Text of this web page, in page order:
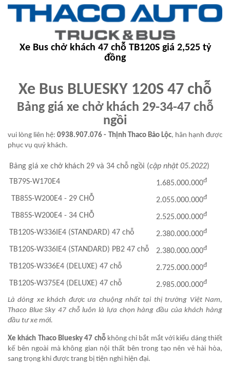
Xe Bus chở khách 47 chỗ TB120S giá 2,525 tỷ
đồng
Xe Bus BLUESKY 120S 47 chỗ
Bảng giá xe chở khách 29-34-47 chỗ
ngồi
vui lòng liên hệ:0938.907.076 - Thịnh Thaco Bảo Lộc, hân hạnh được
phục vụ quý khách.
Bảng giá xe chở khách 29 và 34 chỗ ngồi (cập nhật 05.2022)
TB79S-W170E4
1.685.000.000đ
TB85S-W200E4 - 29 CHỖ 2.055.000.000đ
TB85S-W200E4 - 34 CHỖ 2.525.000.000đ
TB120S-W336IE4 (STANDARD) 47 chỗ 2.380.000.000đ
TB120S-W336IE4 (STANDARD) PB2 47 chỗ 2.380.000.000đ
TB120S-W336E4 (DELUXE) 47 chỗ 2.725.000.000đ
TB120S-W375E4 (DELUXE) 47 chỗ 2.985.000.000đ
Là dòng xe khách được ưa chuộng nhất tại thị trường Việt Nam,
Thaco Blue Sky 47 chỗ luôn là lựa chọn hàng đầu của khách hàng
đầu tư xe mới.
Xe khách Thaco Bluesky 47 chỗkhông chỉ bắt mắt với kiểu dáng thiết
kế bên ngoài mà không gian nội thất bên trong tạo nên vẻ hài hòa,
sang trọng khi được trang bị tiện nghi hiện đại.